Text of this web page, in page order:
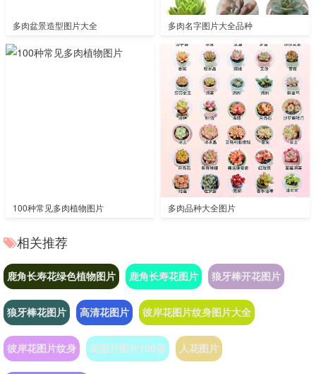
多肉盆景造型图片大全 多肉名字图片大全品种
100种常见多肉植物图片 多肉品种大全图片
相关推荐
鹿角长寿花绿色植物图片 鹿角长寿花图片 狼牙棒开花图片
狼牙棒花图片 高清花图片 彼岸花图片纹身图片大全
彼岸花图片纹身 花图片图片100张 人花图片